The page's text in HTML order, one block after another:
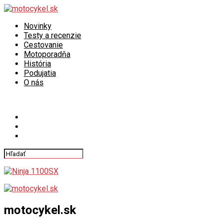
Novinky
Testy a recenzie
Cestovanie
Motoporadňa
História
Podujatia
O nás
motocykel.sk